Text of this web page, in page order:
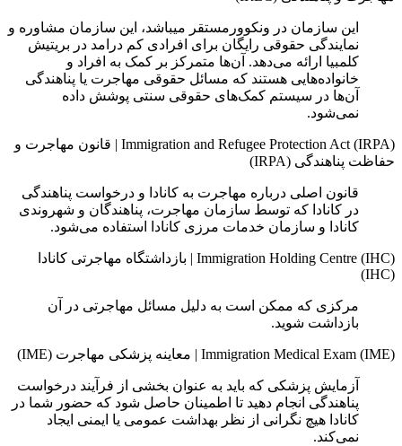
این سازمان در ونکوورمستقر میباشد، این سازمان مشاوره و
نمایندگی حقوقی رایگان برای افرادی کم درامد در بریتیش
کلمبیا ارائه می‌دهد. آن‌ها متمرکز بر کمک به افراد و
خانواده‌هایی هستند که مسائل حقوقی مهاجرت یا پناهندگی
آن‌ها در سیستم کمک‌های حقوقی سنتی پوشش داده
نمی‌شود.
Immigration and Refugee Protection Act (IRPA)
| قانون مهاجرت و
حفاظت پناهندگى (IRPA)
قانون اصلی درباره مهاجرت به کانادا و درخواست پناهندگی
در کانادا که توسط سازمان مهاجرت، پناهندگان و شهروندی
کانادا و سازمان خدمات مرزی کانادا استفاده می‌شود.
Immigration Holding Centre (IHC)
| بازداشتگاه مهاجرتی کانادا
(IHC)
مرکزی که ممکن است به دلیل مسائل مهاجرتی در آن
بازداشت شوید.
Immigration Medical Exam (IME)
| معاینه پزشکی مهاجرت (IME)
آزمایش پزشکی که باید به عنوان بخشی از فرآیند درخواست
پناهندگی انجام دهید تا اطمینان حاصل شود که حضور شما در
کانادا هیچ نگرانی از نظر بهداشت عمومی یا ایمنی ایجاد
نمی‌کند.